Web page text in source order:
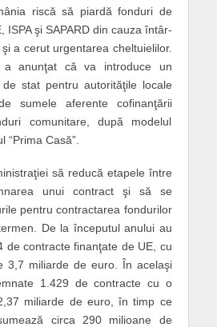
riscă să piardă fonduri de
ISPA şi SAPARD din cauza întâr­
a cerut urgentarea cheltuie­lilor.
a anun­ţat că va in­troduce un
stat pentru autorităţile locale
sumele aferente cofinanţării
comunitare, după mode­lul
“Prima Casă”.
să reducă eta­pele între
unui contract şi să se
pentru contractarea fondurilor
De la începutul anului au
de contracte fi­nan­ţate de UE, cu
3,7 mili­arde de euro. În acelaşi
1.429 de contracte cu o
miliarde de euro, în timp ce
circa 290 milioane de